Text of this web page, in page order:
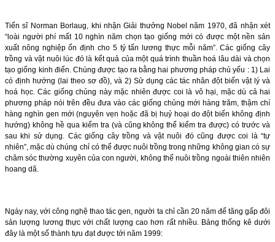
Tiến sĩ Norman Borlaug, khi nhận Giải thưởng Nobel năm 1970, đã nhận xét
“loài người phí mất 10 nghìn năm chọn tạo giống mới có được một nền sản
xuất nông nghiệp ổn định cho 5 tỷ tấn lương thực mỗi năm”. Các giống cây
trồng và vật nuôi lúc đó là kết quả của một quá trình thuần hoá lâu dài và chọn
tạo giống kinh điển. Chúng được tạo ra bằng hai phương pháp chủ yếu : 1) Lai
có định hướng (lai theo sơ đồ), và 2) Sử dụng các tác nhân đột biến vật lý và
hoá học. Các giống chủng này mặc nhiên được coi là vô hại, mặc dù cả hai
phương pháp nói trên đều đưa vào các giống chủng mới hàng trăm, thậm chí
hàng nghìn gen mới (nguyên vẹn hoặc đã bị huỷ hoại do đột biến không định
hướng) không hề qua kiểm tra (và cũng không thể kiểm tra được) có trước và
sau khi sử dụng. Các giống cây trồng và vật nuôi đó cũng được coi là “tự
nhiên”, mặc dù chúng chỉ có thể được nuôi trồng trong những không gian có sự
chăm sóc thường xuyên của con người, không thể nuôi trồng ngoài thiên nhiên
hoang dã.
Ngày nay, với công nghệ thao tác gen, người ta chỉ cần 20 năm để tăng gấp đôi
sản lượng lương thực với chất lượng cao hơn rất nhiều. Bảng thống kê dưới
đây là một số thành tựu đạt được tới năm 1999: